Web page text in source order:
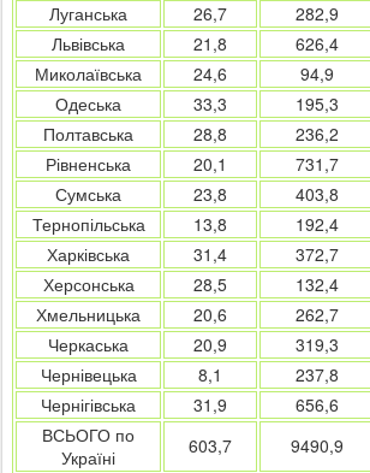
Луганська
26,7 282,9
Львівська
21,8 626,4
Миколаївська
24,6 94,9
Одеська
33,3 195,3
Полтавська
28,8 236,2
Рівненська
20,1 731,7
Сумська
23,8 403,8
Тернопільська
13,8 192,4
Харківська
31,4 372,7
Херсонська
28,5 132,4
Хмельницька
20,6 262,7
Черкаська
20,9 319,3
Чернівецька
8,1 237,8
Чернігівська
31,9 656,6
ВСЬОГО по
Україні
603,7 9490,9